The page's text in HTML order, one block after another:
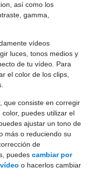
así como los
gamma,
vídeos
luces, tonos medios y
de tu vídeo. Para
el color de los clips,
que consiste en corregir
puedes utilizar el
ajustar un tono de
más o reduciendo su
de
puedes cambiar por
o hacerlos cambiar